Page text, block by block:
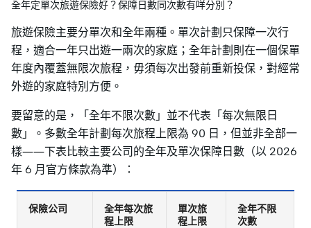
全年定單次旅遊保險好？保障日數同次數有咩分別？
旅遊保險主要分單次和全年兩種。單次計劃只保障一次行
程，適合一年只出遊一兩次的家庭；全年計劃則在一個保單
年度內覆蓋無限次旅程，毋須每次出發前重新投保，對經常
外遊的家庭特別方便。
要留意的是，「全年不限次數」並不代表「每次無限日
數」。多數全年計劃每次旅程上限為 90 日，但並非全部一
樣——下表比較主要公司的全年及單次保障日數（以 2026
年 6 月官方條款為準）：
保險公司
全年每次旅
程上限
單次旅
程上限
全年不限
次數